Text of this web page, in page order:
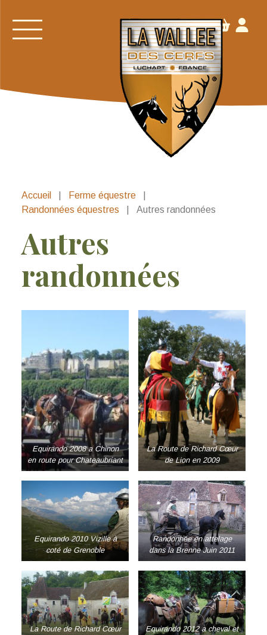
Accueil Ferme équestre
Randonnées équestres
Autres randonnées
Autres
randonnées
Equirando 2008 a Chinon
en route pour Chateaubriant
La Route de Richard Cœur
de Lion en 2009
Equirando 2010 Vizille à
coté de Grenoble
Randonnée en attelage
dans la Brenne Juin 2011
La Route de Richard Cœur
Equirando 2012 a cheval et